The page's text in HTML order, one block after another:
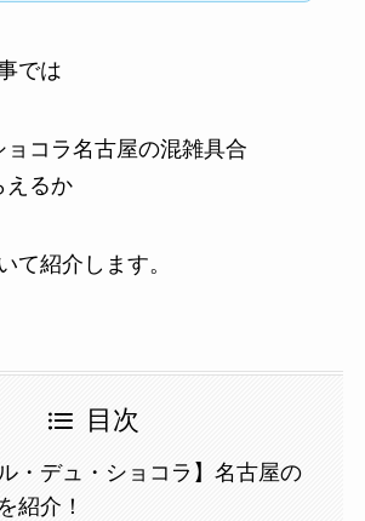
では
コラ名古屋の混雑具合
えるか
て紹介します。
目次
・デュ・ショコラ】名古屋の
紹介！